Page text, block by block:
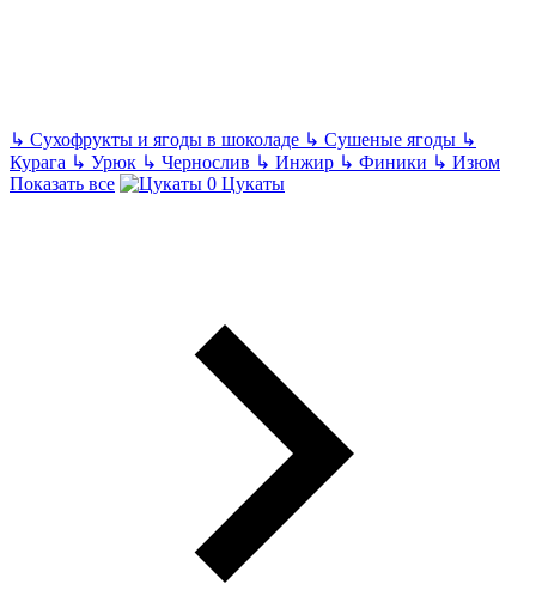
↳ Сухофрукты и ягоды в шоколаде ↳ Сушеные ягоды ↳
Курага ↳ Урюк ↳ Чернослив ↳ Инжир ↳ Финики ↳ Изюм
Показать все
Цукаты